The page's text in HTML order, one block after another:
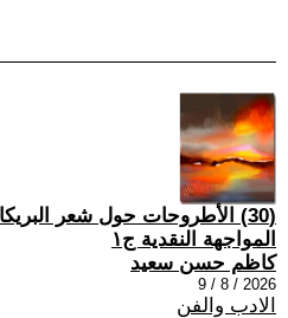
(30) الأطروحات حول شعر
المواجهة النقدية ج١
كاظم حسن سعيد
2026 / 8 / 9
الادب والفن